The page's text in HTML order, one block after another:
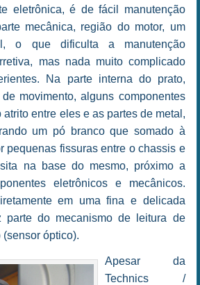
eletrônica, é de fácil manutenção
mecânica, região do motor, um
o que dificulta a manutenção
mas nada muito complicado
Na parte interna do prato,
movimento, alguns componentes
entre eles e as partes de metal,
um pó branco que somado à
pequenas fissuras entre o chassis e
na base do mesmo, próximo a
eletrônicos e mecânicos.
em uma fina e delicada
parte do mecanismo de leitura de
óptico).
Apesar da
Technics /